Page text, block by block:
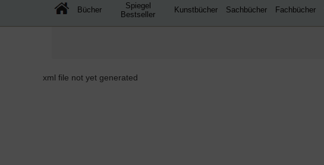
Bücher
Spiegel
Bestseller
Kunstbücher Sachbücher Fachbücher
xml file not yet generated